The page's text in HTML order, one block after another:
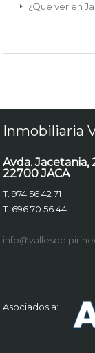
¿Que ver en
Inmobiliaria
Avda. Jacetania,
22700 JACA
T. 974 56 42 71
T. 696 70 56 44
Asociados a: